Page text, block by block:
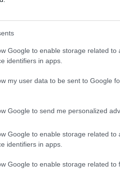
Google to enable storage related to
identifiers in apps.
my user data to be sent to Google
Google to send me personalized
Google to enable storage related to
identifiers in apps.
Google to enable storage related to
il team svedese di kart per il quale
annuncia la volontà “diporre
continuare la cooperazione con